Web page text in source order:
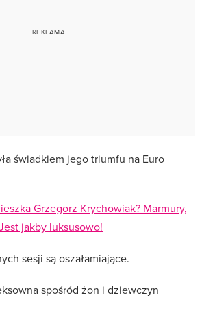
świadkiem jego triumfu na Euro
Grzegorz Krychowiak? Marmury,
jakby luksusowo!
sesji są oszałamiające.
spośród żon i dziewczyn